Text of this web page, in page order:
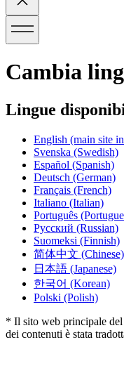
Cambia
Lingue
English (main site
Svenska (Swedish)
Español (Spanish)
Deutsch (German)
Français (French)
Italiano (Italian)
Português
Русский (Russian)
Suomeksi (Finnish)
简体中文 (Chinese)
日本語 (Japanese)
한국어 (Korean)
Polski (Polish)
* Il sito web principale
dei contenuti è stata